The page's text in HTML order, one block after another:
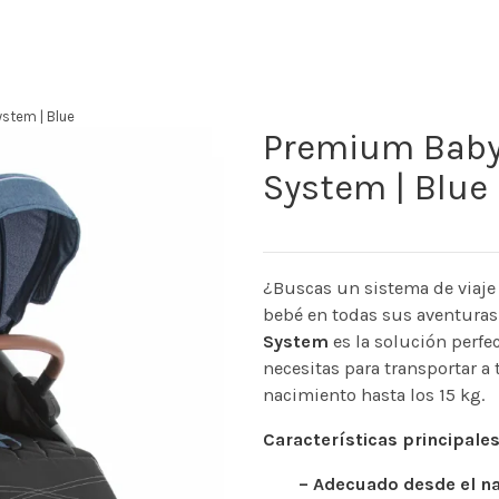
| Blue
Premium
System | Blue
¿Buscas un sistema de
bebé en todas sus
System es la solución
necesitas para transportar
nacimiento hasta los 15 kg.
Características
– Adecuado desde el